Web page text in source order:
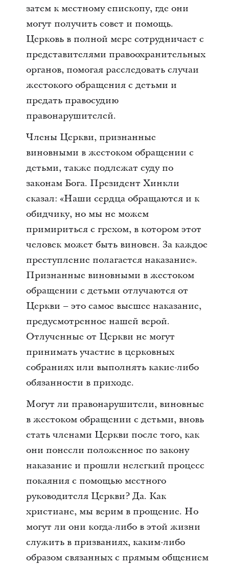
затем к местному епископу, где они
могут получить совет и помощь.
Церковь в полной мере сотрудничает с
представителями правоохранительных
органов, помогая расследовать случаи
жестокого обращения с детьми и
предать правосудию
правонарушителей.
Члены Церкви, признанные
виновными в жестоком обращении с
детьми, также подлежат суду по
законам Бога. Президент Хинкли
сказал: «Наши сердца обращаются и к
обидчику, но мы не можем
примириться с грехом, в котором этот
человек может быть виновен. За каждое
преступление полагается наказание».
Признанные виновными в жестоком
обращении с детьми отлучаются от
Церкви – это самое высшее наказание,
предусмотренное нашей верой.
Отлученные от Церкви не могут
принимать участие в церковных
собраниях или выполнять какие-либо
обязанности в приходе.
Могут ли правонарушители, виновные
в жестоком обращении с детьми, вновь
стать членами Церкви после того, как
они понесли положенное по закону
наказание и прошли нелегкий процесс
покаяния с помощью местного
руководителя Церкви? Да. Как
христиане, мы верим в прощение. Но
могут ли они когда-либо в этой жизни
служить в призваниях, каким-либо
образом связанных с прямым общением